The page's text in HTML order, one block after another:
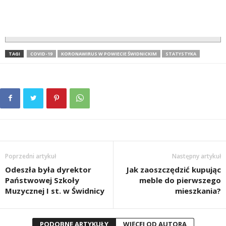
TAGI COVID-19 KORONAWIRUS W POWIECIE ŚWIDNICKIM STATYSTYKA
Poprzedni artykuł
Odeszła była dyrektor
Państwowej Szkoły
Muzycznej I st. w Świdnicy
Następny artykuł
Jak zaoszczędzić kupując
meble do pierwszego
mieszkania?